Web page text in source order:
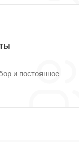
и постоянное